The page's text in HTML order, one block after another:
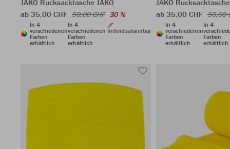
JAKO Rucksacktasche JAKO
ab 35,00 CHF 50,00 CHF 30 %
In 4
verschiedenen
Farben
erhältlich
In 4
verschiedenen
Farben
erhältlich
Individualisierbar
JAKO
ab 35,00 CHF 50,00
In 4
verschiedenen
Farben
erhältlich
In 4
Farben
erhältlich